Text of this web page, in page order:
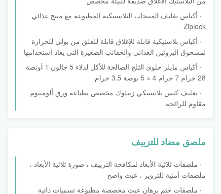
أكياس تغليف المنتجات البلاستيكية المطبوعة مع منتج غذائي
Ziplock
أكياس بلاستيكية قابلة للإغلاق قابلة للغلق من بولي للحرارة
لمسحوق البروتين الغذائي والحقائب الصغيرة التي يعاد استخدامها
أكياس مايلر حلوى الثلج الصالحة للأكل لدلاء 5 جالون 1 أونصة
28 جرام 7 جرام 4 × 5 بوصة 3.5 جرام
تغليف كيس بلاستيكي زيبلوك مخصص بطباعة ورق ألومنيوم
مقاوم للرائحة
ملصق مضاد للتزييف
ملصقات ثلاثية الأبعاد لمكافحة التزييف ، صورة ثلاثية الأبعاد ،
ملصقات أمنية للتزوير ، عبث واضح
ملصقات ختم برهان عبث مخصصة مطبوعة تسميات ذاتية